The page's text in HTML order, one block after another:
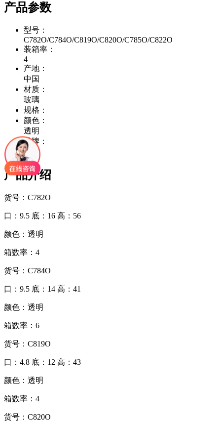
产品参数
型号：
C782O/C784O/C819O/C820O/C785O/C822O
装箱率：
4
产地：
中国
材质：
玻璃
规格：
颜色：
透明
品牌：
北雄
产品介绍
货号：C782O
口：9.5 底：16 高：56
颜色：透明
箱数率：4
货号：C784O
口：9.5 底：14 高：41
颜色：透明
箱数率：6
货号：C819O
口：4.8 底：12 高：43
颜色：透明
箱数率：4
货号：C820O